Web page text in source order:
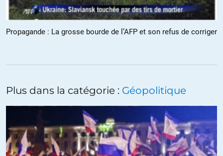
P.S.
Imagine-t-on seulement: quel sens pourrait bien avoir, pour les
Serge Palestine//09.06.2014 à 19h26
Mais c’est justement à ça « qu’on les reconnaît…..c’est qu’ils osent
Propagande : La grosse bourde de l’AFP et son refus de corriger
Plus dans la catégorie : Géopolitique